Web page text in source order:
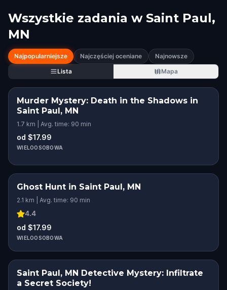
Wszystkie zadania w Saint Paul,
MN
Najpopularniejsze Najczęściej oceniane
Najnowsze
Lista
Mapa
Murder Mystery: Death in the Shadows in
Saint Paul, MN
1.7 km | Avg. time: 90 min
od $17.99
WIELOOSOBOWA
Ghost Hunt in Saint Paul, MN
2.1 km | Avg. time: 90 min
4.4
od $17.99
WIELOOSOBOWA
Saint Paul, MN Detective Mystery: Infiltrate
a Secret Society!